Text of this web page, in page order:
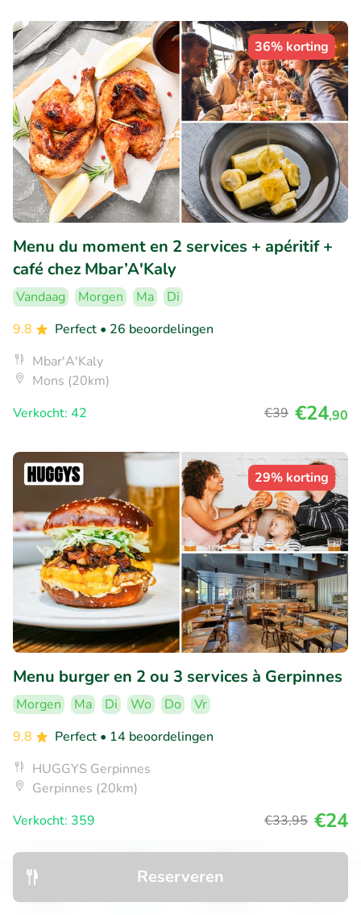
Reserveren
36% korting
Menu du moment en 2 services + apéritif +
café chez Mbar’A'Kaly
Vandaag Morgen Ma
Di
9.8
Perfect • 26 beoordelingen
Mbar'A'Kaly
Mons (20km)
Verkocht: 42
€39 €24,90
29% korting
Menu burger en 2 ou 3 services à Gerpinnes
Morgen Ma Di Wo Do
Vr
9.8
Perfect • 14 beoordelingen
HUGGYS Gerpinnes
Gerpinnes (20km)
Verkocht: 359
€33,95 €24